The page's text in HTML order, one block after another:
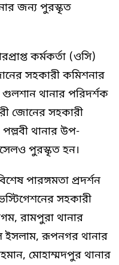
জন্য পুরস্কৃত
কর্মকর্তা (ওসি)
সহকারী কমিশনার
থানার পরিদর্শক
জোনের সহকারী
থানার উপ-
পুরস্কৃত হন।
পারঙ্গমতা প্রদর্শন
সহকারী
রামপুরা থানার
ইসলাম, রূপনগর থানার
মোহাম্মদপুর থানার